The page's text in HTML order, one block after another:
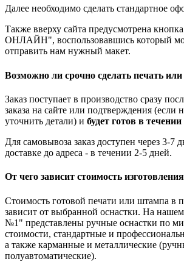
Далее необходимо сделать стандартное
Также вверху сайта предусмотрена
ОНЛАЙН", воспользовавшись который
отправить нам нужный макет.
Возможно ли срочно сделать печать
Заказ поступает в производство сразу
заказа на сайте или подтверждения (если
уточнить детали) и будет готов в
Для самовывоза заказ доступен через 3-7
доставке до адреса - в течении 2-5 дней.
От чего зависит стоимость
Стоимость готовой печати или штампа в
зависит от выбранной оснастки. На
№1" представлены ручные оснастки по
стоимости, стандартные и
а также карманные и металлические
полуавтоматические).